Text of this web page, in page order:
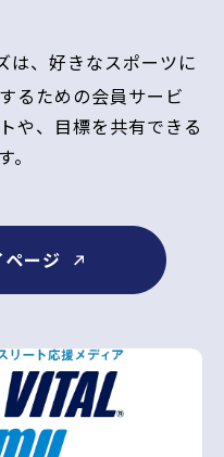
は、好きなスポーツに
るための会員サービ
や、目標を共有できる
ージ